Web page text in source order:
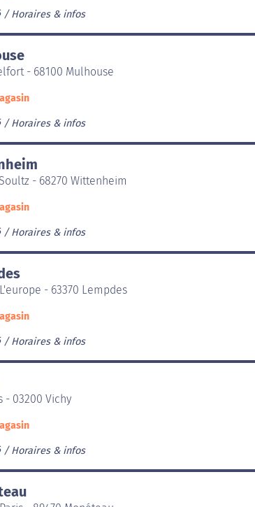
Horaires & infos
- 68100 Mulhouse
Horaires & infos
- 68270 Wittenheim
Horaires & infos
- 63370 Lempdes
Horaires & infos
- 03200 Vichy
Horaires & infos